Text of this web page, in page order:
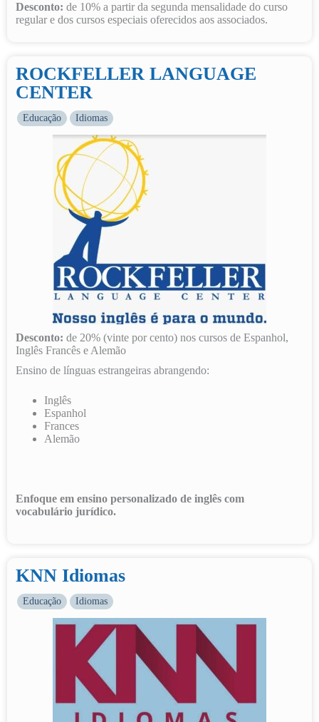
Desconto: de 10% a partir da segunda mensalidade do curso
regular e dos cursos especiais oferecidos aos associados.
ROCKFELLER LANGUAGE
CENTER
Educação Idiomas
Desconto: de 20% (vinte por cento) nos cursos de Espanhol,
Inglês Francês e Alemão
Ensino de línguas estrangeiras abrangendo:
Inglês
Espanhol
Frances
Alemão
Enfoque em ensino personalizado de inglês com
vocabulário jurídico.
KNN Idiomas
Educação Idiomas